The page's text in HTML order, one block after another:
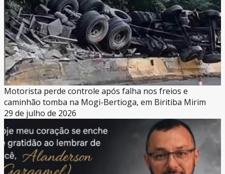
Motorista perde controle após falha nos freios e
caminhão tomba na Mogi-Bertioga, em Biritiba Mirim
29 de julho de 2026